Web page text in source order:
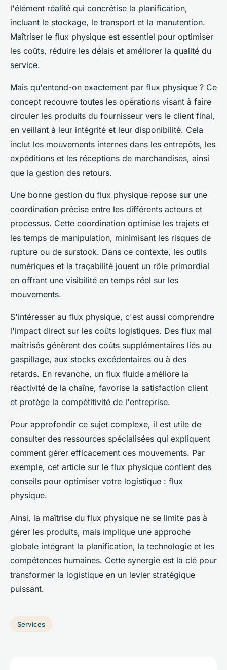
l'élément réalité qui concrétise la planification,
incluant le stockage, le transport et la manutention.
Maîtriser le flux physique est essentiel pour optimiser
les coûts, réduire les délais et améliorer la qualité du
service.
Mais qu'entend-on exactement par flux physique ? Ce
concept recouvre toutes les opérations visant à faire
circuler les produits du fournisseur vers le client final,
en veillant à leur intégrité et leur disponibilité. Cela
inclut les mouvements internes dans les entrepôts, les
expéditions et les réceptions de marchandises, ainsi
que la gestion des retours.
Une bonne gestion du flux physique repose sur une
coordination précise entre les différents acteurs et
processus. Cette coordination optimise les trajets et
les temps de manipulation, minimisant les risques de
rupture ou de surstock. Dans ce contexte, les outils
numériques et la traçabilité jouent un rôle primordial
en offrant une visibilité en temps réel sur les
mouvements.
S'intéresser au flux physique, c'est aussi comprendre
l'impact direct sur les coûts logistiques. Des flux mal
maîtrisés génèrent des coûts supplémentaires liés au
gaspillage, aux stocks excédentaires ou à des
retards. En revanche, un flux fluide améliore la
réactivité de la chaîne, favorise la satisfaction client
et protège la compétitivité de l'entreprise.
Pour approfondir ce sujet complexe, il est utile de
consulter des ressources spécialisées qui expliquent
comment gérer efficacement ces mouvements. Par
exemple, cet article sur le flux physique contient des
conseils pour optimiser votre logistique : flux
physique.
Ainsi, la maîtrise du flux physique ne se limite pas à
gérer les produits, mais implique une approche
globale intégrant la planification, la technologie et les
compétences humaines. Cette synergie est la clé pour
transformer la logistique en un levier stratégique
puissant.
Services